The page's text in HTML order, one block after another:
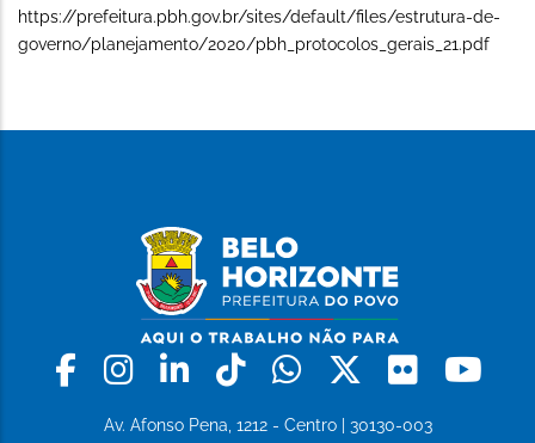
https://prefeitura.pbh.gov.br/sites/default/files/estrutura-de-
governo/planejamento/2020/pbh_protocolos_gerais_21.pdf
Facebook
Instagram
LinkedinTiktokWhatsapp
X Flickr
Av. Afonso Pena, 1212 - Centro | 30130-003